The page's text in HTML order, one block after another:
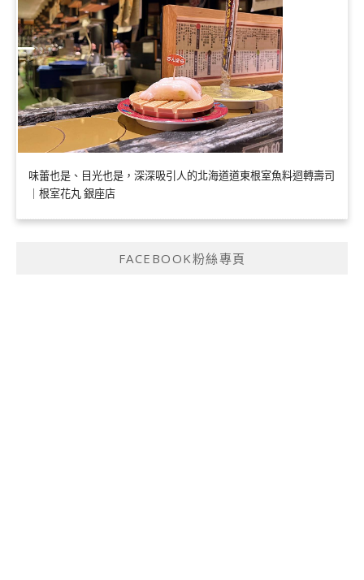
味蕾也是、目光也是，深深吸引人的北海道道東根室魚料迴轉壽司
｜根室花丸 銀座店
FACEBOOK粉絲專頁